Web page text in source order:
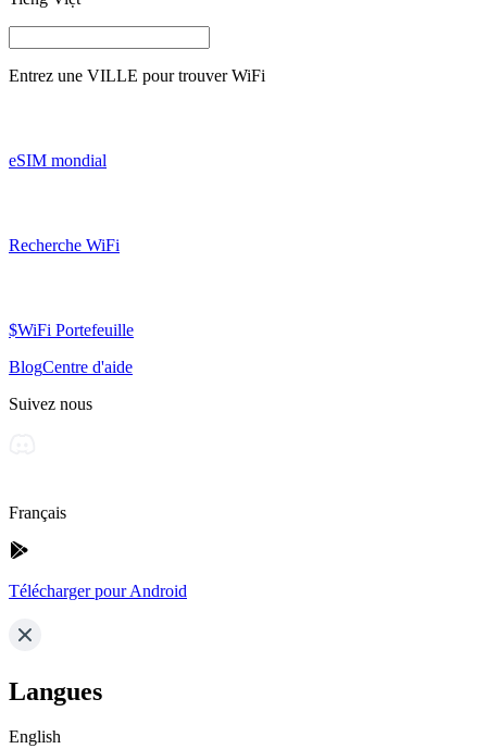
Entrez une VILLE pour trouver WiFi
eSIM mondial
Recherche WiFi
$WiFi Portefeuille
BlogCentre d'aide
Suivez nous
Français
Télécharger pour Android
Langues
English